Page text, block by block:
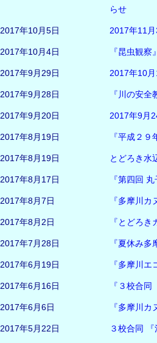
らせ
2017年10月5日 2017年11
2017年10月4日 『昆虫観察
2017年9月29日 2017年10
2017年9月28日 『川の安全
2017年9月20日 2017年9月
2017年8月19日 『平成２
2017年8月19日 とどろき水
2017年8月17日 『第四回
2017年8月7日 『多摩川
2017年8月2日 『とどろ
2017年7月28日 『夏休み
2017年6月19日 『多摩川
2017年6月16日 『３校合
2017年6月6日 『多摩川
2017年5月22日 ３校合同